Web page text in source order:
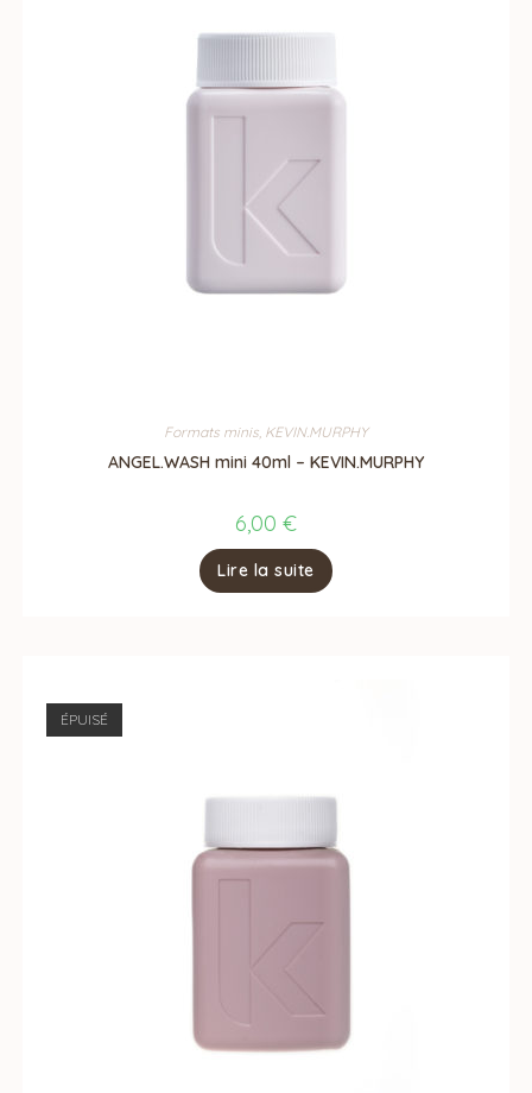
Formats minis, KEVIN.MURPHY
ANGEL.WASH mini 40ml – KEVIN.MURPHY
6,00 €
Lire la suite
ÉPUISÉ